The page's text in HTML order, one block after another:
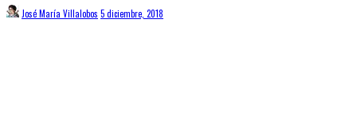
José María Villalobos 5 diciembre, 2018